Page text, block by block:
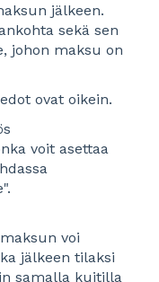
jälkeen.
sekä sen
johon maksu on
ovat oikein.
voit asettaa
voi
jälkeen tilaksi
samalla kuitilla